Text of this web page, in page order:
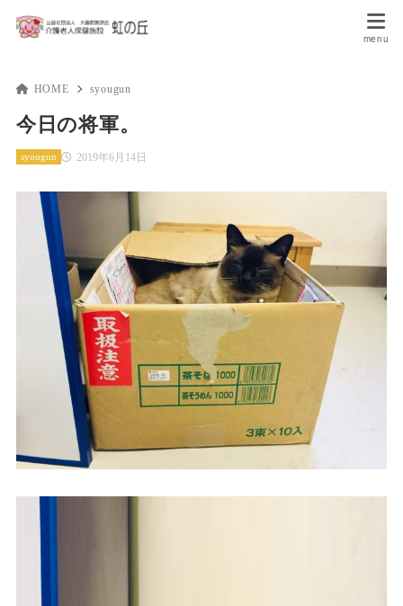
HOME syougun
今日の将軍。
2019年6月14日
syougun